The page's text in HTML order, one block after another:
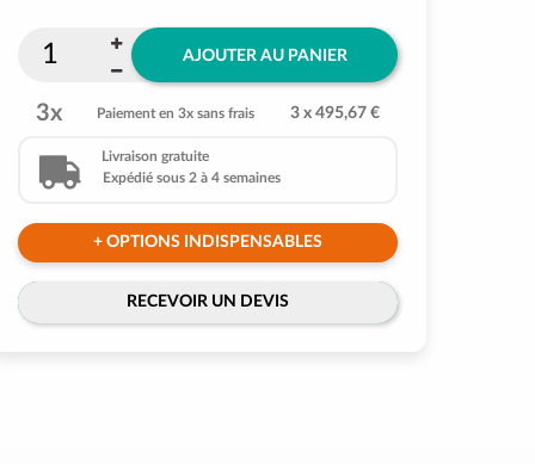
AJOUTER AU PANIER
3x Paiement en 3x sans frais 3 x 495,67 €
Livraison gratuite
Expédié sous 2 à 4 semaines
+ OPTIONS INDISPENSABLES
RECEVOIR UN DEVIS